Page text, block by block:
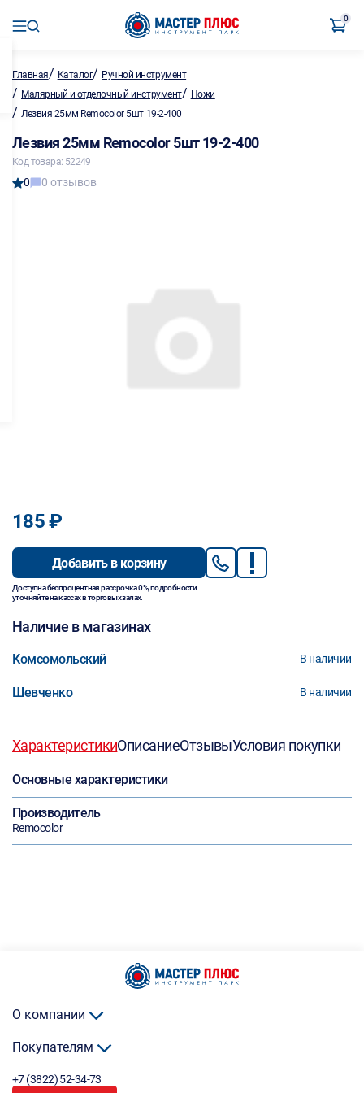
0
Главная/ Каталог/ Ручной инструмент
/ Малярный и отделочный инструмент/ Ножи
/ Лезвия 25мм Remocolor 5шт 19-2-400
Лезвия 25мм Remocolor 5шт 19-2-400
Код товара: 52249
0 0 отзывов
185 ₽
Добавить в корзину
Доступна беспроцентная рассрочка 0%, подробности
уточняйте на кассах в торговых залах.
Наличие в магазинах
Комсомольский В наличии
Шевченко В наличии
ХарактеристикиОписаниеОтзывыУсловия покупки
Основные характеристики
Производитель
Remocolor
О компании
Покупателям
+7 (3822) 52-34-73